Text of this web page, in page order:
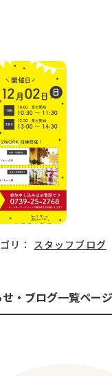
リ： スタッフブログ
・ブログ一覧ペー